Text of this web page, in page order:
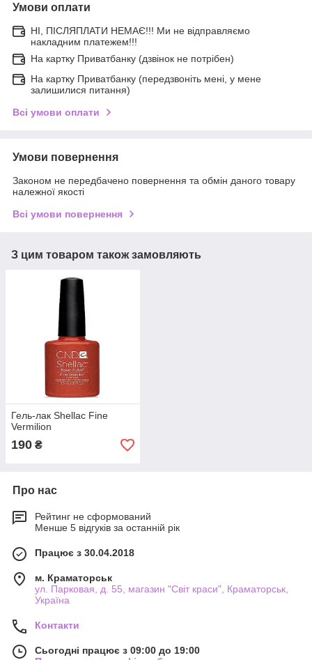
Умови оплати
НІ, ПІСЛЯПЛАТИ НЕМАЄ!!! Ми не відправляємо
накладним платежем!!!
На картку Приватбанку (дзвінок не потрібен)
На картку Приватбанку (передзвоніть мені, у мене
залишилися питання)
Всі умови оплати
Умови повернення
Законом не передбачено повернення та обмін даного товару
належної якості
Всі умови повернення
З цим товаром також замовляють
Гель-лак Shellac Fine
Vermilion
190 ₴
Про нас
Рейтинг не сформований
Менше 5 відгуків за останній рік
Працює з 30.04.2018
м. Краматорськ
ул. Парковая, д. 55, магазин "Світ краси", Краматорськ,
Україна
Контакти
Сьогодні працює з 09:00 до 19:00